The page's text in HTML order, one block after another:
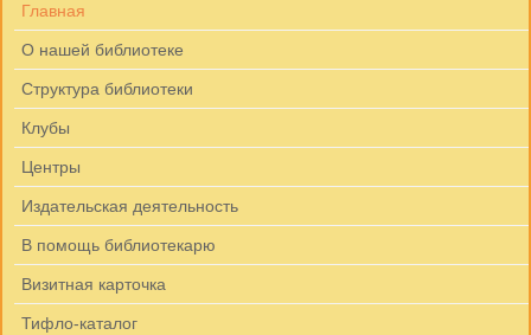
Главная
О нашей библиотеке
Структура библиотеки
Клубы
Центры
Издательская деятельность
В помощь библиотекарю
Визитная карточка
Тифло-каталог